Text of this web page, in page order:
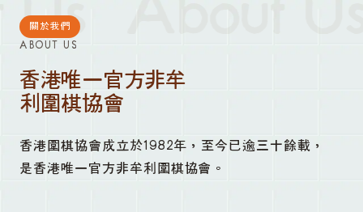
關於我們
ABOUT US
香港唯一官方非牟
利圍棋協會
香港圍棋協會成立於1982年，至今已逾三十餘載，
是香港唯一官方非牟利圍棋協會。